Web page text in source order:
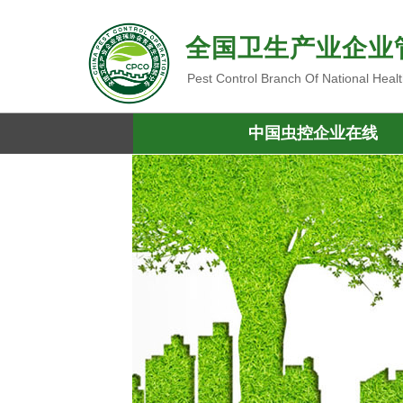
全国卫生产业企
Pest Control Branch Of National
中国虫控企业在线